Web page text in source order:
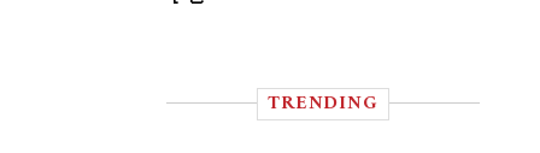
TRENDING